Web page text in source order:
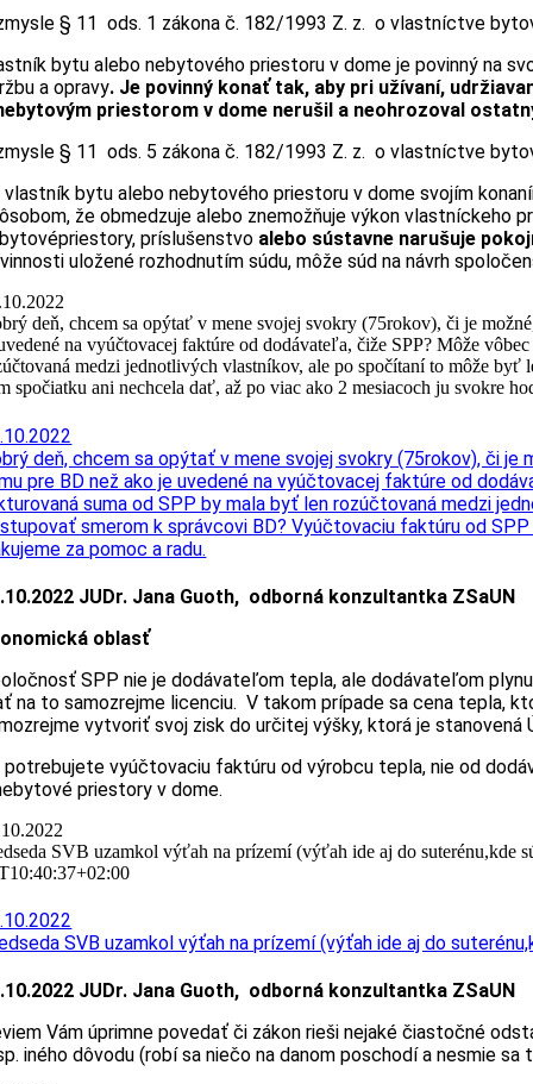
§ 11 ods. 1 zákona č. 182/1993 Z. z. o vlastníctve
bytu alebo nebytového priestoru v dome je povinný na
a opravy. Je povinný konať tak, aby pri užívaní,
priestorom v dome nerušil a neohrozoval
§ 11 ods. 5 zákona č. 182/1993 Z. z. o vlastníctve
vlastník bytu alebo nebytového priestoru v dome svojím
že obmedzuje alebo znemožňuje výkon vlastníckeho
príslušenstvo alebo sústavne narušuje
uložené rozhodnutím súdu, môže súd na návrh
deň, chcem sa opýtať v mene svojej svokry (75rokov), či je
na vyúčtovacej faktúre od dodávateľa, čiže SPP? Môže
medzi jednotlivých vlastníkov, ale po spočítaní to môže
spočiatku ani nechcela dať, až po viac ako 2 mesiacoch ju svokre
deň, chcem sa opýtať v mene svojej svokry (75rokov), či
pre BD než ako je uvedené na vyúčtovacej faktúre od
suma od SPP by mala byť len rozúčtovaná medzi
smerom k správcovi BD? Vyúčtovaciu faktúru od
za pomoc a radu.
JUDr. Jana Guoth, odborná konzultantka ZSaUN
oblasť
SPP nie je dodávateľom tepla, ale dodávateľom
na to samozrejme licenciu. V takom prípade sa cena tepla,
vytvoriť svoj zisk do určitej výšky, ktorá je
potrebujete vyúčtovaciu faktúru od výrobcu tepla, nie od
priestory v dome.
SVB uzamkol výťah na prízemí (výťah ide aj do suterénu,kde
SVB uzamkol výťah na prízemí (výťah ide aj do
JUDr. Jana Guoth, odborná konzultantka ZSaUN
Vám úprimne povedať či zákon rieši nejaké čiastočné
iného dôvodu (robí sa niečo na danom poschodí a nesmie